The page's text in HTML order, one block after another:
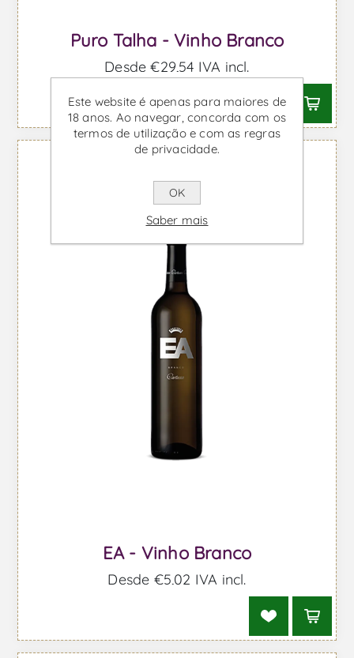
Puro Talha - Vinho Branco
Desde €29,54 IVA incl.
EA - Vinho Branco
Desde €5,02 IVA incl.
Este website é apenas para maiores de
18 anos. Ao navegar, concorda com os
termos de utilização e com as regras
de privacidade.
OK
Saber mais